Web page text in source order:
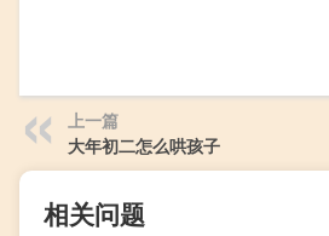
上一篇
大年初二怎么哄孩子
相关问题